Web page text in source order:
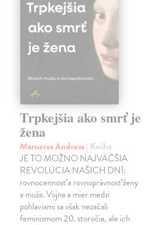
Trpkejšia ako smrť je
žena
Marneros Andreas| Kniha
JE TO MOŽNO NAJVÄČŠIA
REVOLÚCIA NAŠICH DNÍ:
rovnocennosť a rovnoprávnosť ženy
a muža. Vojna a mier medzi
pohlaviami sa však nezačali
feminizmom 20. storočia, ale ich